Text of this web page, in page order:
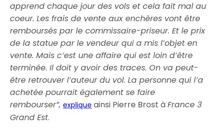
apprend chaque jour des vols et cela fait mal au
coeur. Les frais de vente aux enchères vont être
remboursés par le commissaire-priseur. Et le prix
de la statue par le vendeur qui a mis l’objet en
vente. Mais c’est une affaire qui est loin d’être
terminée. Il doit y avoir des traces. On va peut-
être retrouver l’auteur du vol. La personne qui l’a
achetée pourrait également se faire
rembourser”,explique ainsi Pierre Brost àFrance 3
Grand Est.